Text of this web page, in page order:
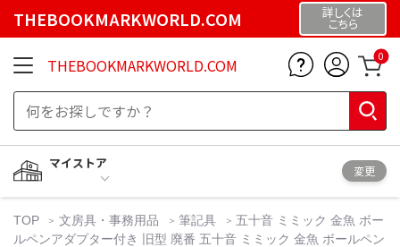
THEBOOKMARKWORLD.COM 詳しくは
こちら
THEBOOKMARKWORLD.COM 0
マイストア
変更
TOP 文房具・事務用品 筆記具
五十音 ミミック 金魚 ボー
ルペンアダプター付き 旧型 廃番 五十音 ミミック 金魚 ボールペン